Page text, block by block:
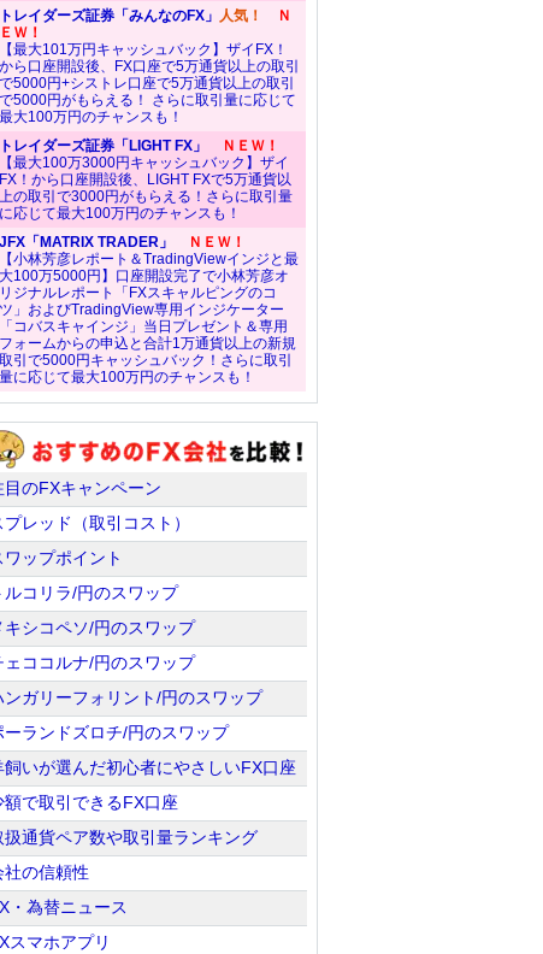
トレイダーズ証券「みんなのFX」 人気！
Ｎ
ＥＷ！
【最大101万円キャッシュバック】ザイFX！
から口座開設後、FX口座で5万通貨以上の取引
で5000円+シストレ口座で5万通貨以上の取引
で5000円がもらえる！ さらに取引量に応じて
最大100万円のチャンスも！
トレイダーズ証券「LIGHT FX」
ＮＥＷ！
【最大100万3000円キャッシュバック】ザイ
FX！から口座開設後、LIGHT FXで5万通貨以
上の取引で3000円がもらえる！さらに取引量
に応じて最大100万円のチャンスも！
JFX「MATRIX TRADER」
ＮＥＷ！
【小林芳彦レポート＆TradingViewインジと最
大100万5000円】口座開設完了で小林芳彦オ
リジナルレポート「FXスキャルピングのコ
ツ」およびTradingView専用インジケーター
「コバスキャインジ」当日プレゼント＆専用
フォームからの申込と合計1万通貨以上の新規
取引で5000円キャッシュバック！さらに取引
量に応じて最大100万円のチャンスも！
目のFXキャンペーン
プレッド（取引コスト）
ワップポイント
ルコリラ/円のスワップ
キシコペソ/円のスワップ
ェココルナ/円のスワップ
ンガリーフォリント/円のスワップ
ーランドズロチ/円のスワップ
飼いが選んだ初心者にやさしいFX口座
額で取引できるFX口座
扱通貨ペア数や取引量ランキング
社の信頼性
・為替ニュース
スマホアプリ